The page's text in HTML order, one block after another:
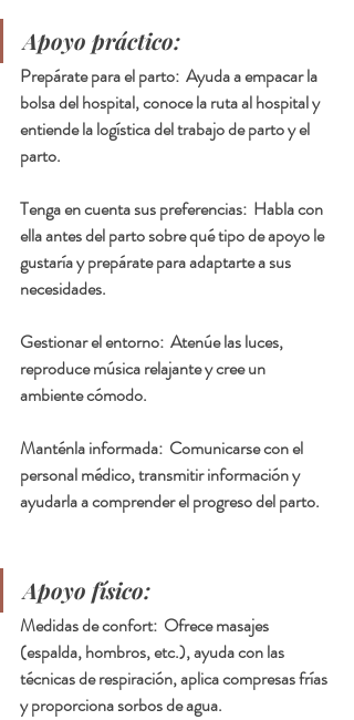
Apoyo práctico:
Prepárate para el parto:  Ayuda a empacar la
bolsa del hospital, conoce la ruta al hospital y
entiende la logística del trabajo de parto y el
parto.
Tenga en cuenta sus preferencias:  Habla con
ella antes del parto sobre qué tipo de apoyo le
gustaría y prepárate para adaptarte a sus
necesidades.
Gestionar el entorno:  Atenúe las luces,
reproduce música relajante y cree un
ambiente cómodo.
Manténla informada:  Comunicarse con el
personal médico, transmitir información y
ayudarla a comprender el progreso del parto.
Apoyo físico:
Medidas de confort:  Ofrece masajes
(espalda, hombros, etc.), ayuda con las
técnicas de respiración, aplica compresas frías
y proporciona sorbos de agua.